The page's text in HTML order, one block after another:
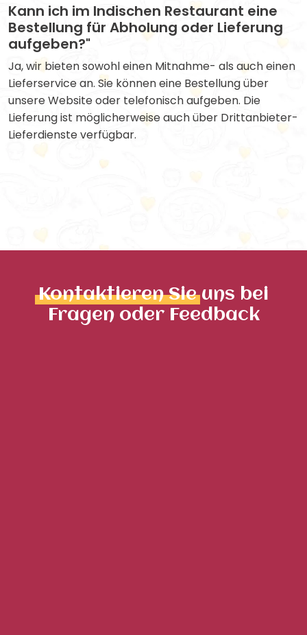
Kann ich im Indischen Restaurant eine
Bestellung für Abholung oder Lieferung
aufgeben?"
Ja, wir bieten sowohl einen Mitnahme- als auch einen
Lieferservice an. Sie können eine Bestellung über
unsere Website oder telefonisch aufgeben. Die
Lieferung ist möglicherweise auch über Drittanbieter-
Lieferdienste verfügbar.
Kontaktieren Sieuns bei
Fragen oder Feedback